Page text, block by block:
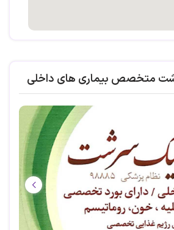
متخصص بیماری های داخلی